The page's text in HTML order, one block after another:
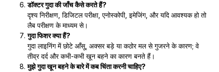
डॉक्टर गुदा की जाँच कैसे करते हैं?
दृश्य निरीक्षण, डिजिटल परीक्षा, एनोस्कोपी, इमेजिंग, और यदि आवश्यक हो तो
लैब परीक्षण के माध्यम से।
गुदा फिशर क्या हैं?
गुदा लाइनिंग में छोटे आँसू, अक्सर बड़े या कठोर मल से गुजरने के कारण; वे
तीव्र दर्द और कभी-कभी खून बहने का कारण बनते हैं।
मुझे गुदा खून बहने के बारे में कब चिंता करनी चाहिए?